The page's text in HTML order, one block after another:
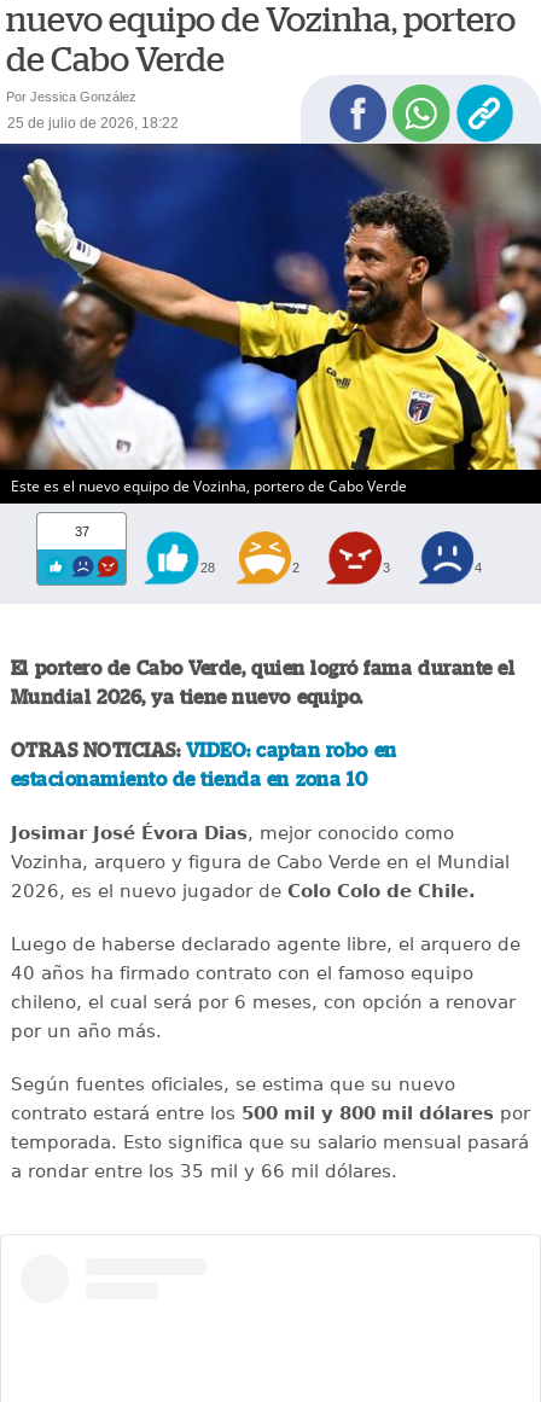
nuevo equipo de Vozinha, portero
de Cabo Verde
Por Jessica González
25 de julio de 2026, 18:22
Este es el nuevo equipo de Vozinha, portero de Cabo Verde
37
28 2 3 4
El portero de Cabo Verde, quien logró fama durante el
Mundial 2026, ya tiene nuevo equipo.
OTRAS NOTICIAS: VIDEO: captan robo en
estacionamiento de tienda en zona 10
Josimar José Évora Dias, mejor conocido como
Vozinha, arquero y figura de Cabo Verde en el Mundial
2026, es el nuevo jugador de Colo Colo de Chile.
Luego de haberse declarado agente libre, el arquero de
40 años ha firmado contrato con el famoso equipo
chileno, el cual será por 6 meses, con opción a renovar
por un año más.
Según fuentes oficiales, se estima que su nuevo
contrato estará entre los 500 mil y 800 mil dólarespor
temporada. Esto significa que su salario mensual pasará
a rondar entre los 35 mil y 66 mil dólares.